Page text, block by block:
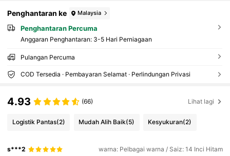
Penghantaran ke Malaysia
Penghantaran Percuma
​Anggaran Penghantaran: 3-5 Hari Perniagaan
Pulangan Percuma
COD Tersedia · Pembayaran Selamat · Perlindungan Privasi
4.93 (66) Lihat lagi
Logistik Pantas(2) Mudah Alih Baik(5) Kesyukuran(2)
s***2 warna: Pelbagai warna / Saiz: 14 Inci Hitam